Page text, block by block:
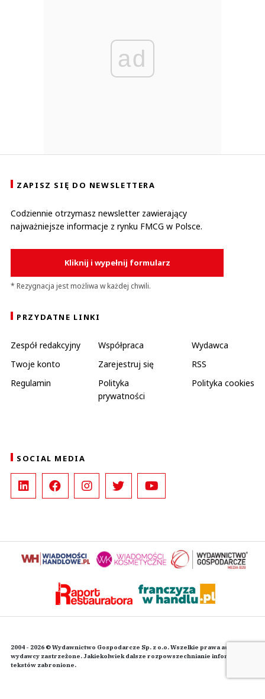
ad
ZAPISZ SIĘ DO NEWSLETTERA
Codziennie otrzymasz newsletter zawierający
najważniejsze informacje z rynku FMCG w Polsce.
Kliknij i wypełnij formularz
* Rezygnacja jest możliwa w każdej chwili.
PRZYDATNE LINKI
Zespół redakcyjny Współpraca
Wydawca
Twoje konto
Zarejestruj się
RSS
Regulamin
Polityka
prywatności
Polityka cookies
SOCIAL MEDIA
2004 - 2026 © Wydawnictwo Gospodarcze Sp. z o.o. Wszelkie prawa autorskie
wydawcy zastrzeżone. Jakiekolwiek dalsze rozpowszechnianie informacji i
tekstów zabronione.